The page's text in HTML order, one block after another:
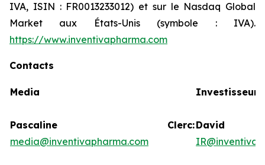
IVA, ISIN : FR0013233012) et sur le Nasdaq Global
Market aux États-Unis (symbole : IVA).
https://www.inventivapharma.com
Contacts
Media
Pascaline Clerc:
media@inventivapharma.com
Investisseurs